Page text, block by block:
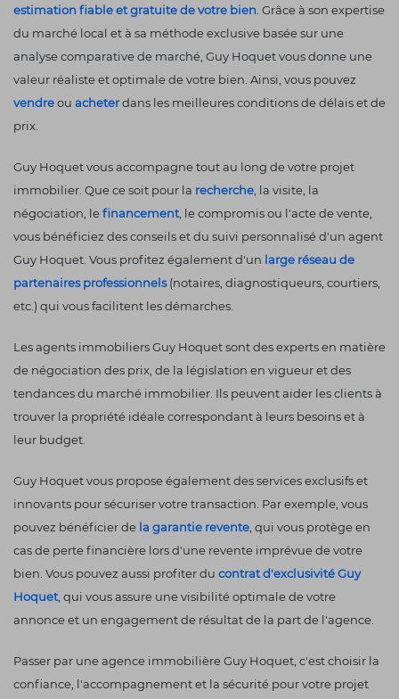
estimation fiable et gratuite de votre bien . Grâce à son expertise
du marché local et à sa méthode exclusive basée sur une
analyse comparative de marché, Guy Hoquet vous donne une
valeur réaliste et optimale de votre bien. Ainsi, vous pouvez
vendreou acheterdans les meilleures conditions de délais et de
prix.
Guy Hoquet vous accompagne tout au long de votre projet
immobilier. Que ce soit pour la recherche , la visite, la
négociation, lefinancement , le compromis ou l'acte de vente,
vous bénéficiez des conseils et du suivi personnalisé d'un agent
Guy Hoquet. Vous profitez également d'un large réseau de
partenaires professionnels(notaires, diagnostiqueurs, courtiers,
etc.) qui vous facilitent les démarches.
Les agents immobiliers Guy Hoquet sont des experts en matière
de négociation des prix, de la législation en vigueur et des
tendances du marché immobilier. Ils peuvent aider les clients à
trouver la propriété idéale correspondant à leurs besoins et à
leur budget.
Guy Hoquet vous propose également des services exclusifs et
innovants pour sécuriser votre transaction. Par exemple, vous
pouvez bénéficier de la garantie revente , qui vous protège en
cas de perte financière lors d'une revente imprévue de votre
bien. Vous pouvez aussi profiter du contrat d'exclusivité Guy
Hoquet , qui vous assure une visibilité optimale de votre
annonce et un engagement de résultat de la part de l'agence.
Passer par une agence immobilière Guy Hoquet, c'est choisir la
confiance, l'accompagnement et la sécurité pour votre projet